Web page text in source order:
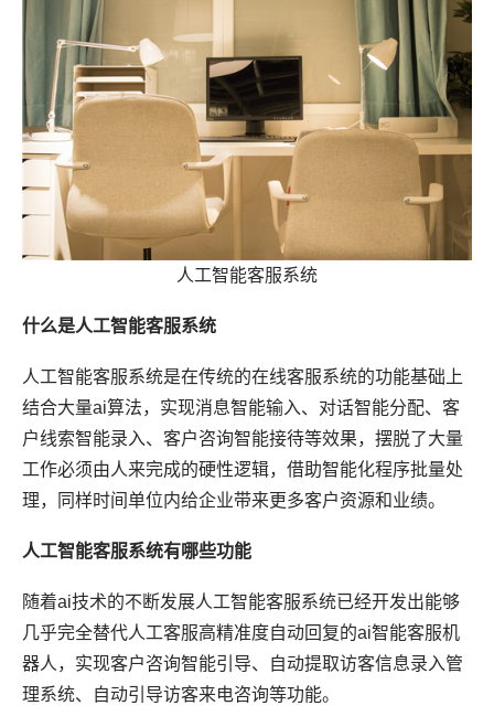
人工智能客服系统
什么是人工智能客服系统
人工智能客服系统是在传统的在线客服系统的功能基础上
结合大量ai算法，实现消息智能输入、对话智能分配、客
户线索智能录入、客户咨询智能接待等效果，摆脱了大量
工作必须由人来完成的硬性逻辑，借助智能化程序批量处
理，同样时间单位内给企业带来更多客户资源和业绩。
人工智能客服系统有哪些功能
随着ai技术的不断发展人工智能客服系统已经开发出能够
几乎完全替代人工客服高精准度自动回复的ai智能客服机
器人，实现客户咨询智能引导、自动提取访客信息录入管
理系统、自动引导访客来电咨询等功能。